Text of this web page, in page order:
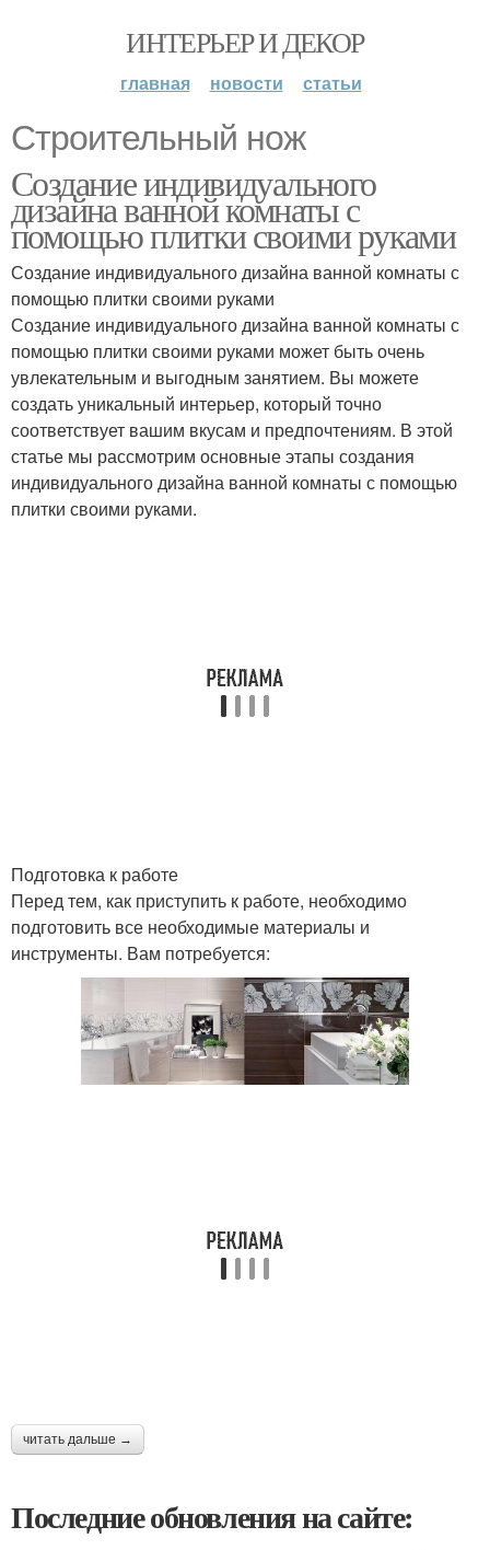
ИНТЕРЬЕР И ДЕКОР
главная новости статьи
Строительный нож
Создание индивидуального
дизайна ванной комнаты с
помощью плитки своими руками
Создание индивидуального дизайна ванной комнаты с
помощью плитки своими руками
Создание индивидуального дизайна ванной комнаты с
помощью плитки своими руками может быть очень
увлекательным и выгодным занятием. Вы можете
создать уникальный интерьер, который точно
соответствует вашим вкусам и предпочтениям. В этой
статье мы рассмотрим основные этапы создания
индивидуального дизайна ванной комнаты с помощью
плитки своими руками.
Подготовка к работе
Перед тем, как приступить к работе, необходимо
подготовить все необходимые материалы и
инструменты. Вам потребуется:
читать дальше →
Последние обновления на сайте: